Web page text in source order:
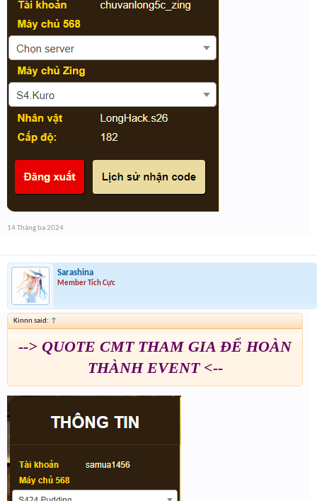
14 Tháng ba 2024
Sarashina
Member Tích Cực
Kinnn said: ↑
--> QUOTE CMT THAM GIA ĐỂ HOÀN
THÀNH EVENT <--